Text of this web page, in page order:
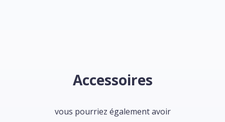
Accessoires
vous pourriez également avoir